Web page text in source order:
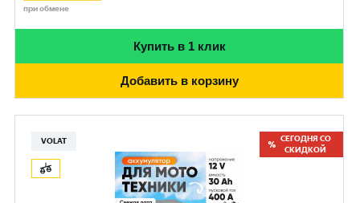
при обмене
Купить в 1 клик
Добавить в корзину
VOLAT
СЕГОДНЯ СО
СКИДКОЙ